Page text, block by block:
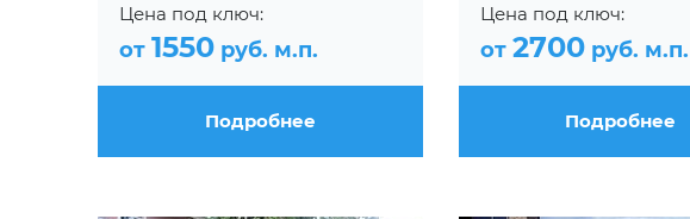
Цена под ключ:
от 1550 руб. м.п.
Подробнее
Цена под ключ:
от 2700руб. м.п.
Подробнее